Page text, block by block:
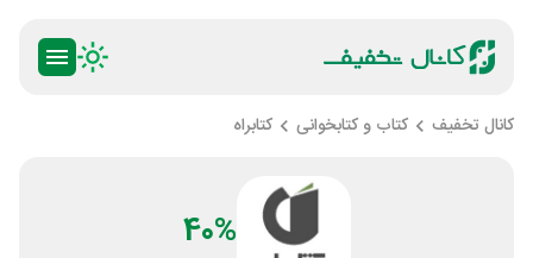
کانال تخفیف کتاب و کتابخوانی کتابراه
40%